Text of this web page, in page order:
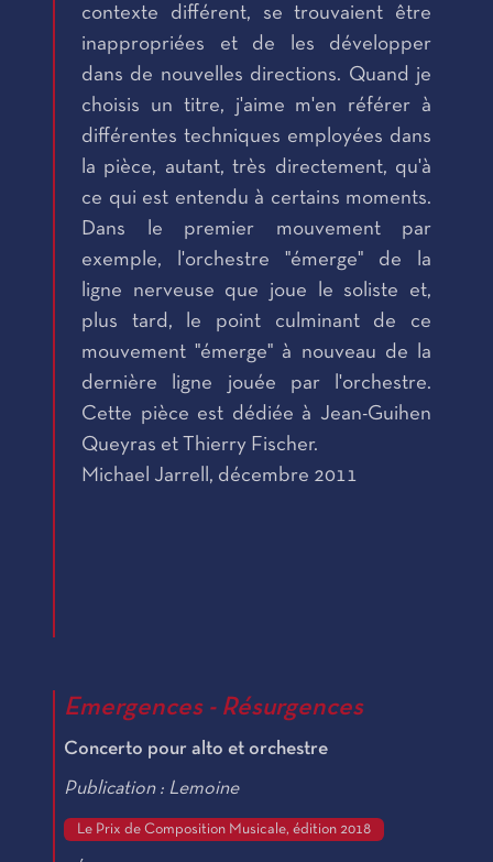
contexte différent, se trouvaient être
inappropriées et de les développer
dans de nouvelles directions. Quand je
choisis un titre, j'aime m'en référer à
différentes techniques employées dans
la pièce, autant, très directement, qu'à
ce qui est entendu à certains moments.
Dans le premier mouvement par
exemple, l'orchestre "émerge" de la
ligne nerveuse que joue le soliste et,
plus tard, le point culminant de ce
mouvement "émerge" à nouveau de la
dernière ligne jouée par l'orchestre.
Cette pièce est dédiée à Jean-Guihen
Queyras et Thierry Fischer.
Michael Jarrell, décembre 2011
Emergences - Résurgences
Concerto pour alto et orchestre
Publication : Lemoine
Le Prix de Composition Musicale, édition 2018